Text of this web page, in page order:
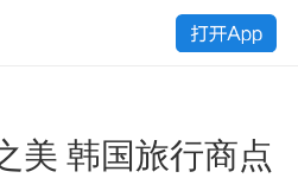
美 韩国旅行商点